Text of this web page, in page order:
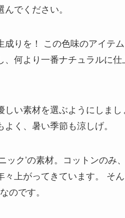
でください。
成り を！ この色味のアイテ
何より一番ナチュラルに仕
しい素材を選ぶようにしま
く、暑い季節も涼しげ。
ック’の素材。コットンのみ
上がってきています。 そ
のです。